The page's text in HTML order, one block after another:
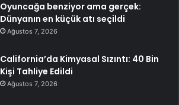
Oyuncağa benziyor ama gerçek:
Dünyanın en küçük atı seçildi
Ağustos 7, 2026
California’da Kimyasal Sızıntı: 40 Bin
Kişi Tahliye Edildi
Ağustos 7, 2026